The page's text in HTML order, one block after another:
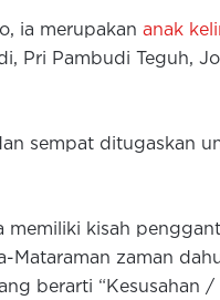
ia merupakan anak
Pri Pambudi Teguh,
sempat ditugaskan
memiliki kisah
zaman
berarti “Kesusahan /